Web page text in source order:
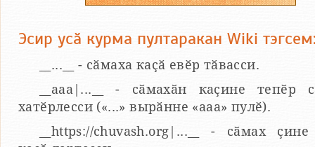
Эсир усӑ курма пултаракан Wiki
__...__ - сӑмаха каҫӑ евӗр тӑвасси.
__aaa|...__ - сӑмахӑн каҫине тепӗр
хатӗрлесси («...» вырӑнне «ааа» пулӗ).
__https://chuvash.org|...__ - сӑмах